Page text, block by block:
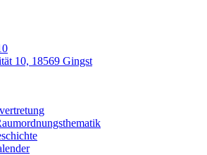
10, 18569 Gingst